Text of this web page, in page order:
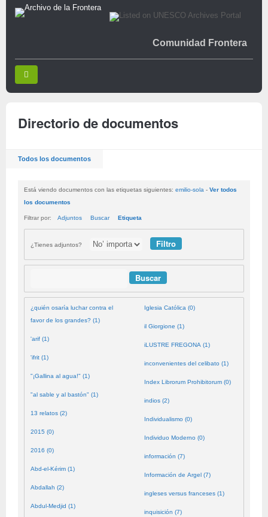
Comunidad Frontera
Directorio de documentos
Todos los documentos
Está viendo documentos con las etiquetas siguientes: emilio-sola - Ver todos
los documentos
Filtrar por: Adjuntos Buscar Etiqueta
¿Tienes adjuntos?
¿quién osaría luchar contra el
favor de los grandes? (1)
'arif (1)
'ifrit (1)
"¡Gallina al agua!" (1)
"al sable y al bastón" (1)
13 relatos (2)
2015 (0)
2016 (0)
Abd-el-Kérim (1)
Abdallah (2)
Abdul-Medjid (1)
Iglesia Católica (0)
il Giorgione (1)
iLUSTRE FREGONA (1)
inconvenientes del celibato (1)
Index Librorum Prohibitorum (0)
indios (2)
Individualismo (0)
Individuo Moderno (0)
información (7)
Información de Argel (7)
ingleses versus franceses (1)
inquisición (7)